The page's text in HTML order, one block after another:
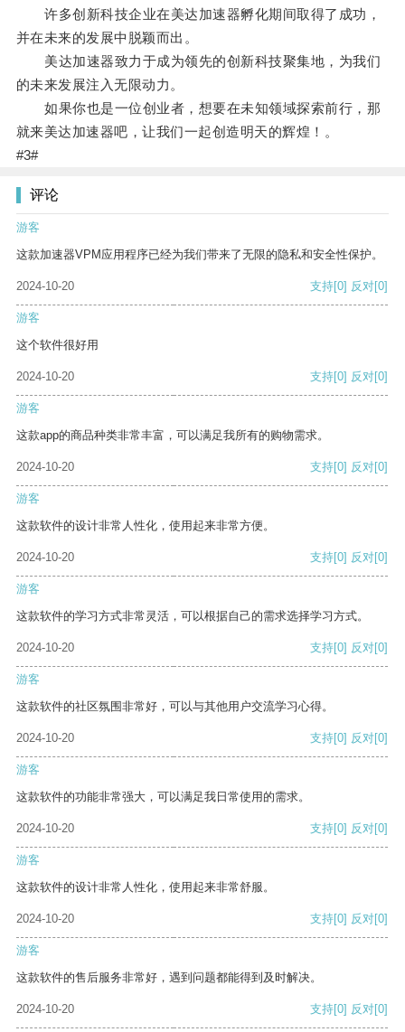
许多创新科技企业在美达加速器孵化期间取得了成功，
并在未来的发展中脱颖而出。
美达加速器致力于成为领先的创新科技聚集地，为我们
的未来发展注入无限动力。
如果你也是一位创业者，想要在未知领域探索前行，那
就来美达加速器吧，让我们一起创造明天的辉煌！。
#3#
评论
游客
这款加速器VPM应用程序已经为我们带来了无限的隐私和安全性保护。
2024-10-20 支持[0] 反对[0]
游客
这个软件很好用
2024-10-20 支持[0] 反对[0]
游客
这款app的商品种类非常丰富，可以满足我所有的购物需求。
2024-10-20 支持[0] 反对[0]
游客
这款软件的设计非常人性化，使用起来非常方便。
2024-10-20 支持[0] 反对[0]
游客
这款软件的学习方式非常灵活，可以根据自己的需求选择学习方式。
2024-10-20 支持[0] 反对[0]
游客
这款软件的社区氛围非常好，可以与其他用户交流学习心得。
2024-10-20 支持[0] 反对[0]
游客
这款软件的功能非常强大，可以满足我日常使用的需求。
2024-10-20 支持[0] 反对[0]
游客
这款软件的设计非常人性化，使用起来非常舒服。
2024-10-20 支持[0] 反对[0]
游客
这款软件的售后服务非常好，遇到问题都能得到及时解决。
2024-10-20 支持[0] 反对[0]